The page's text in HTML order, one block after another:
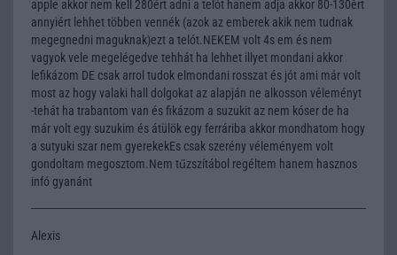
apple akkor nem kell 280ért adni a telót hanem adja akkor 80-130ért
annyiért lehhet többen vennék (azok az emberek akik nem tudnak
megegnedni maguknak)ezt a telót.NEKEM volt 4s em és nem
vagyok vele megelégedve tehhát ha lehhet illyet mondani akkor
lefikázom DE csak arrol tudok elmondani rosszat és jót ami már volt
most az hogy valaki hall dolgokat az alapján ne alkosson véleményt
-tehát ha trabantom van és fikázom a suzukit az nem kóser de ha
már volt egy suzukim és átülök egy ferráriba akkor mondhatom hogy
a sutyuki szar nem gyerekekEs csak szerény véleményem volt
gondoltam megosztom.Nem tűzszítábol regéltem hanem hasznos
infó gyanánt
Alexis